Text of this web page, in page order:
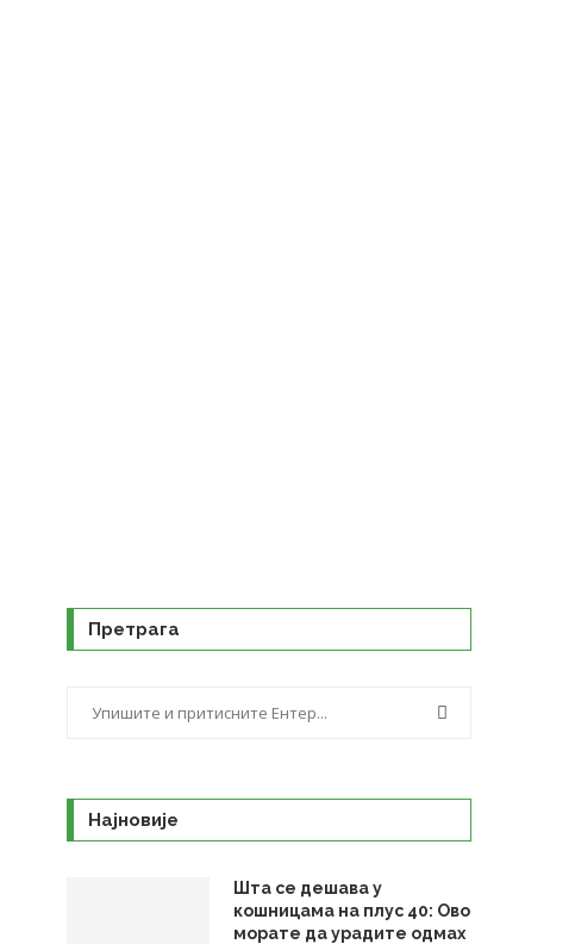
Претрага
Најновије
Шта се дешава у
кошницама на плус 40: Ово
морате да урадите одмах